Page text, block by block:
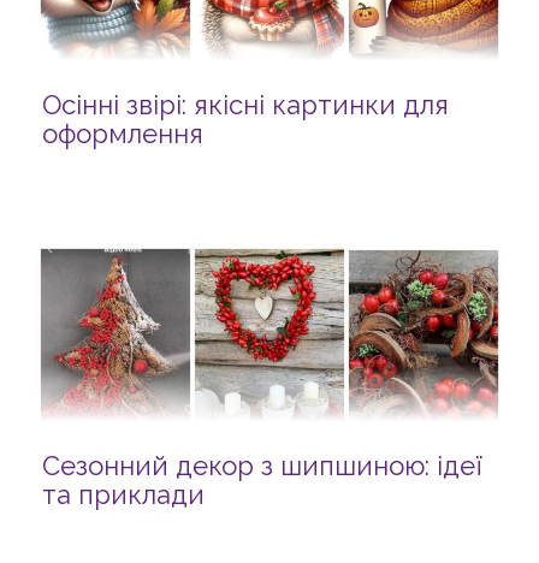
Осінні звірі: якісні картинки для
оформлення
Сезонний декор з шипшиною: ідеї
та приклади